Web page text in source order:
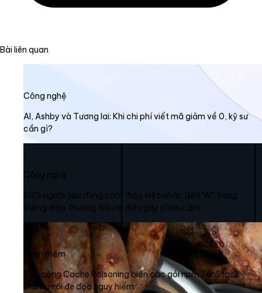
Bài liên quan
Công nghệ
AI, Ashby và Tương lai: Khi chi phí viết mã giảm về 0, kỹ sư
cần gì?
Công nghệ
60% người tiêu dùng cảm thấy việc nhắc đến "AI" trong
thông điệp thương hiệu là điều gây phản cảm
Phần mềm
Tấn công Cache Poisoning biến các gói npm TanStack
thành mối đe dọa nguy hiểm